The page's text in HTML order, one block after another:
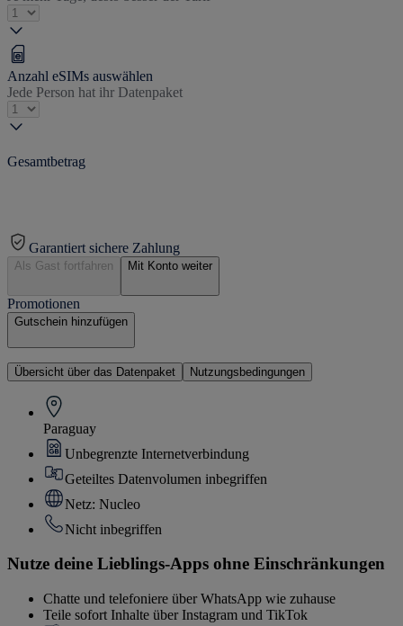
Anzahl eSIMs auswählen
Jede Person hat ihr Datenpaket
Gesamtbetrag
Garantiert sichere Zahlung
Als Gast fortfahren Mit Konto weiter
Promotionen
Gutschein hinzufügen
Übersicht über das Datenpaket Nutzungsbedingungen
Paraguay
Unbegrenzte Internetverbindung
Geteiltes Datenvolumen inbegriffen
Netz: Nucleo
Nicht inbegriffen
Nutze deine Lieblings-Apps ohne Einschränkungen
Chatte und telefoniere über WhatsApp wie zuhause
Teile sofort Inhalte über Instagram und TikTok